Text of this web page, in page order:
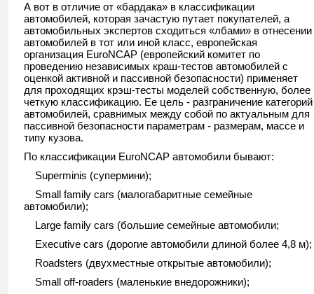
А вот в отличие от «бардака» в классификации
автомобилей, которая зачастую путает покупателей, а
автомобильных экспертов сходиться «лбами» в отнесении
автомобилей в тот или иной класс, европейская
организация EuroNCAP (европейский комитет по
проведению независимых краш-тестов автомобилей с
оценкой активной и пассивной безопасности) применяет
для проходящих крэш-тесты моделей собственную, более
четкую классификацию. Ее цель - разграничение категорий
автомобилей, сравнимых между собой по актуальным для
пассивной безопасности параметрам - размерам, массе и
типу кузова.
По классификации EuroNCAP автомобили бывают:
Superminis (супермини);
Small family cars (малогабаритные семейные
автомобили);
Large family cars (большие семейные автомобили;
Executive cars (дорогие автомобили длиной более 4,8 м);
Roadsters (двухместные открытые автомобили);
Small off-roaders (маленькие внедорожники);